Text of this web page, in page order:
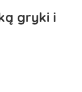
gryki i